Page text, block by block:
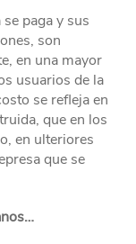
paga y sus
son
en una mayor
usuarios de la
se refleja en
que en los
en ulteriores
que se